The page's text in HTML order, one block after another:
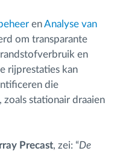
enAnalyse van
om transparante
en
rijprestaties kan
die
stationair draaien
Precast, zei: “De